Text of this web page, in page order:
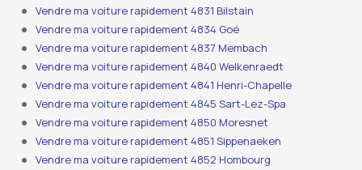
Vendre ma voiture rapidement 4831 Bilstain
Vendre ma voiture rapidement 4834 Goé
Vendre ma voiture rapidement 4837 Membach
Vendre ma voiture rapidement 4840 Welkenraedt
Vendre ma voiture rapidement 4841 Henri-Chapelle
Vendre ma voiture rapidement 4845 Sart-Lez-Spa
Vendre ma voiture rapidement 4850 Moresnet
Vendre ma voiture rapidement 4851 Sippenaeken
Vendre ma voiture rapidement 4852 Hombourg